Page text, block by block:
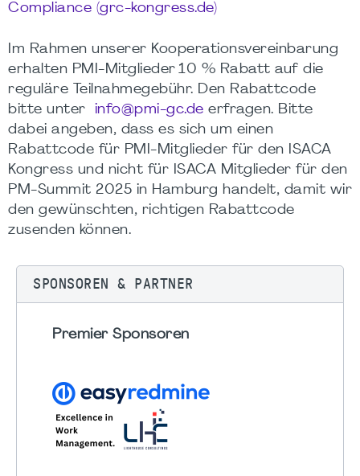
Compliance (grc-kongress.de)
Im Rahmen unserer Kooperationsvereinbarung
erhalten PMI-Mitglieder 10 % Rabatt auf die
reguläre Teilnahmegebühr. Den Rabattcode
bitte unter info@pmi-gc.de erfragen. Bitte
dabei angeben, dass es sich um einen
Rabattcode für PMI-Mitglieder für den ISACA
Kongress und nicht für ISACA Mitglieder für den
PM-Summit 2025 in Hamburg handelt, damit wir
den gewünschten, richtigen Rabattcode
zusenden können.
SPONSOREN & PARTNER
Premier Sponsoren